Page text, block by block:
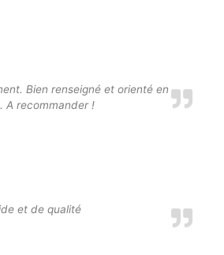
Bien renseigné et orienté en
A recommander !
et de qualité